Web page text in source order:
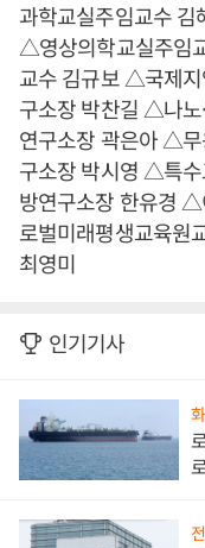
과학교실주임교수
△영상의학교실주임
교수 김규보 △국제
구소장 박찬길 △나
연구소장 곽은아 △
구소장 박시영 △특
방연구소장 한유경
로벌미래평생교육원
최영미
인기기사